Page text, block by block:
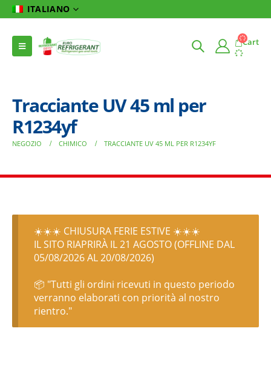
ITALIANO
Cart
Tracciante UV 45 ml per
R1234yf
NEGOZIO CHIMICO TRACCIANTE UV 45 ML PER R1234YF
☀️☀️☀️ CHIUSURA FERIE ESTIVE ☀️☀️☀️
IL SITO RIAPRIRÀ IL 21 AGOSTO (OFFLINE DAL
05/08/2026 AL 20/08/2026)
📦 "Tutti gli ordini ricevuti in questo periodo
verranno elaborati con priorità al nostro
rientro."